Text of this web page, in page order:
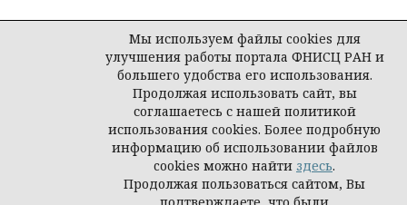
Политика конфиденциальности персональных
© Социологическая наука и социальная практика,
Мы используем файлы cookies для
улучшения работы портала ФНИСЦ РАН и
большего удобства его использования.
Продолжая использовать сайт, вы
соглашаетесь с нашей политикой
использования cookies. Более подробную
информацию об использовании файлов
cookies можно найти здесь.
Продолжая пользоваться сайтом, Вы